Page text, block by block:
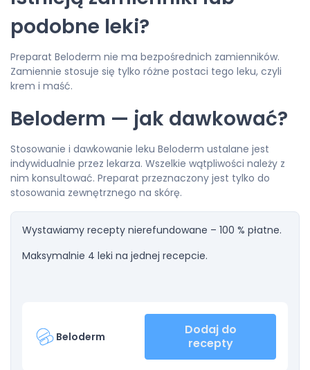
podobne leki?
Preparat Beloderm nie ma bezpośrednich zamienników.
Zamiennie stosuje się tylko różne postaci tego leku, czyli
krem i maść.
Beloderm — jak dawkować?
Stosowanie i dawkowanie leku Beloderm ustalane jest
indywidualnie przez lekarza. Wszelkie wątpliwości należy z
nim konsultować. Preparat przeznaczony jest tylko do
stosowania zewnętrznego na skórę.
Wystawiamy recepty nierefundowane – 100 % płatne.
Maksymalnie 4 leki na jednej recepcie.
Beloderm
Dodaj do
recepty